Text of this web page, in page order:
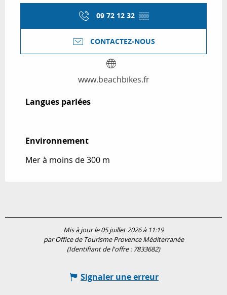
09 72 12 32 ▒▒
CONTACTEZ-NOUS
www.beachbikes.fr
Langues parlées
Langues parlées
Environnement
Environnement
Mer à moins de 300 m
Mis à jour le 05 juillet 2026 à 11:19
par Office de Tourisme Provence Méditerranée
(Identifiant de l'offre : 7833682)
Signaler une erreur